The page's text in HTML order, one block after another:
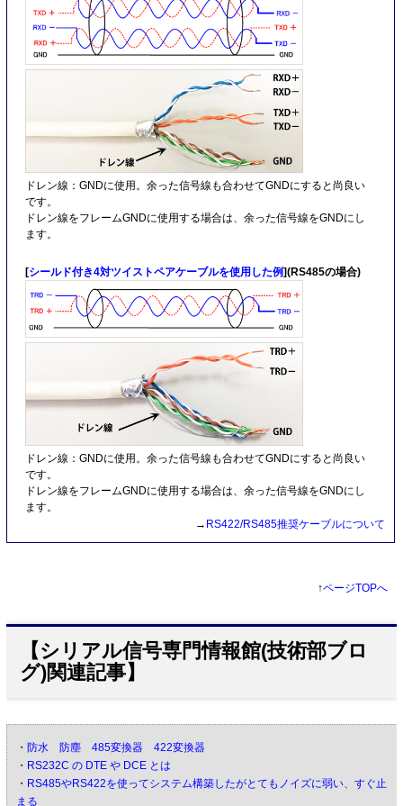
ドレン線：GNDに使用。余った信号線も合わせてGNDにすると尚良い
です。
ドレン線をフレームGNDに使用する場合は、余った信号線をGNDにし
ます。
[シールド付き4対ツイストペアケーブルを使用した例](RS485の場合)
ドレン線：GNDに使用。余った信号線も合わせてGNDにすると尚良い
です。
ドレン線をフレームGNDに使用する場合は、余った信号線をGNDにし
ます。
→ RS422/RS485推奨ケーブルについて
↑ページTOPへ
【シリアル信号専門情報館(技術部ブロ
グ)関連記事】
・ 防水 防塵 485変換器 422変換器
・ RS232C の DTE や DCE とは
・ RS485やRS422を使ってシステム構築したがとてもノイズに弱い、すぐ止
まる